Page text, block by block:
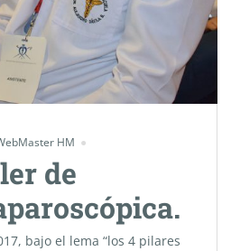
HM
de
bajo el lema “los 4 pilares